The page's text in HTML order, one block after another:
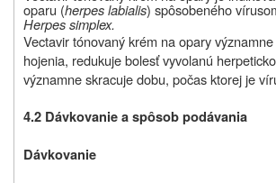
oparu (herpes labialis) spôsobeného
Herpes simplex.
Vectavir tónovaný krém na opary
hojenia, redukuje bolesť vyvolanú
významne skracuje dobu, počas ktorej je
4.2 Dávkovanie a spôsob podávania
Dávkovanie